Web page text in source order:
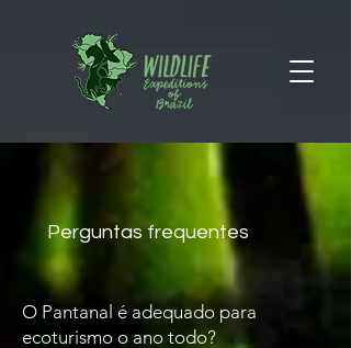
Perguntas frequentes
O Pantanal é adequado para
ecoturismo o ano todo?